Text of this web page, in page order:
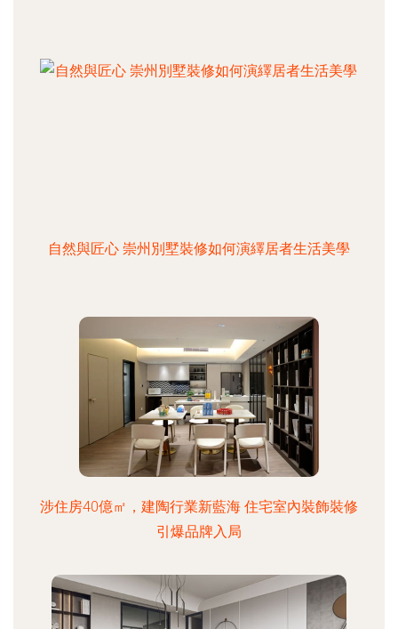
自然與匠心 崇州別墅裝修如何演繹居者生活美學
涉住房40億㎡，建陶行業新藍海 住宅室內裝飾裝修
引爆品牌入局